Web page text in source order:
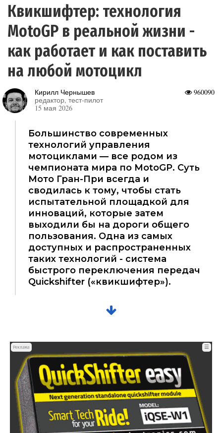
Квикшифтер: технология
MotoGP в реальной жизни -
как работает и как поставить
на любой мотоцикл
960090
Кирилл Чернышев
редактор, тест-пилот
15 мая 2026
Большинство современных
технологий управления
мотоциклами — все родом из
чемпионата мира по MotoGP. Суть
Мото Гран-При всегда и
сводилась к тому, чтобы стать
испытательной площадкой для
инноваций, которые затем
выходили бы на дороги общего
пользования. Одна из самых
доступных и распространенных
таких технологий - система
быстрого переключения передач
Quickshifter («квикшифтер»).
Реклама ☰